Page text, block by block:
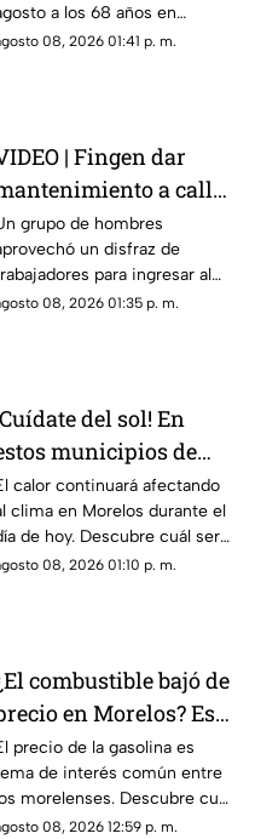
a los 68 años en
Argentina.
08, 2026 01:41 p. m.
| Fingen dar
a calle
cometer
robo en
grupo de hombres
un disfraz de
para ingresar al
08, 2026 01:35 p. m.
del sol! En
municipios de
hará más calor
calor continuará afectando
clima en Morelos durante el
de hoy. Descubre cuál será
temperatura máxima hoy
08, 2026 01:10 p. m.
combustible bajó de
en Morelos? Esto
llenar tu tanque
gasolina HOY
precio de la gasolina es
de interés común entre
morelenses. Descubre cuál
precio en Morelos durante
08, 2026 12:59 p. m.